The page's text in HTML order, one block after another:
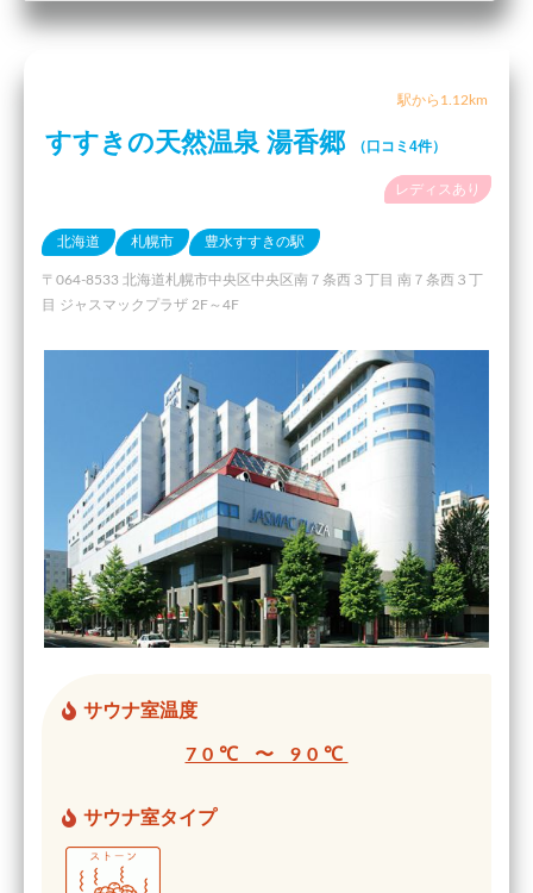
駅から1.12km
すすきの天然温泉 湯香郷 （口コミ4件）
レディスあり
北海道 札幌市 豊水すすきの駅
〒064-8533 北海道札幌市中央区中央区南７条西３丁目 南７条西３丁
目 ジャスマックプラザ 2F～4F
サウナ室温度
70℃ 〜 90℃
サウナ室タイプ